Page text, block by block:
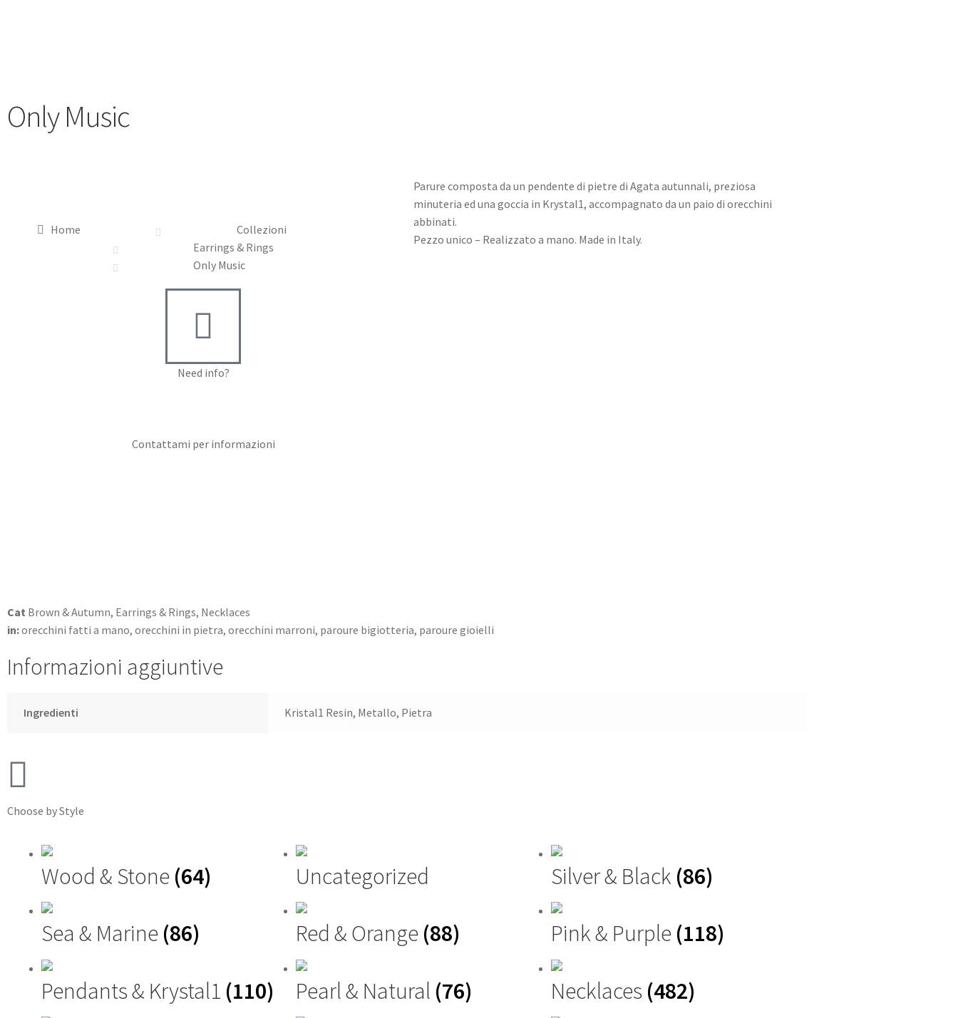
Only Music
Home
Collezioni
Earrings & Rings
Only Music
Need info?
Contattami per informazioni
Parure composta da un pendente di pietre di Agata autunnali, preziosa
minuteria ed una goccia in Krystal1, accompagnato da un paio di orecchini
abbinati.
Pezzo unico – Realizzato a mano. Made in Italy.
Cat Brown & Autumn, Earrings & Rings, Necklaces
in:orecchini fatti a mano, orecchini in pietra, orecchini marroni, paroure bigiotteria, paroure gioielli
Informazioni aggiuntive
Ingredienti Kristal1 Resin, Metallo, Pietra
Choose by Style
Wood & Stone (64) Uncategorized Silver & Black (86)
Sea & Marine (86) Red & Orange (88) Pink & Purple (118)
Pendants & Krystal1 (110) Pearl & Natural (76) Necklaces (482)